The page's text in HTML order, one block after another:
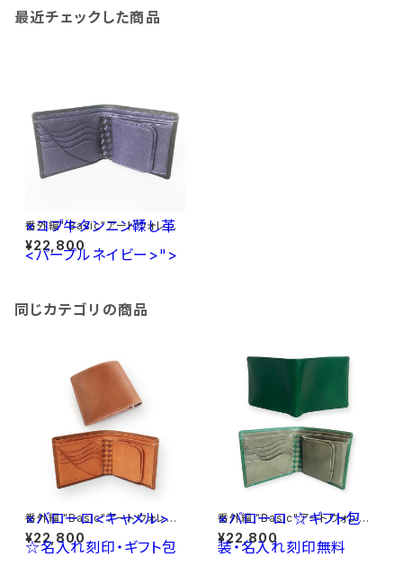
最近チェックした商品
×コブ牛タンニン鞣し革
<パープルネイビー>">
番外編" Basic"アートウォレット
イタリア産オイルヌメ<黒>×コブ
牛タンニン鞣し革<パープルネイ
¥22,800
同じカテゴリの商品
×バローロ<キャメル>
☆名入れ刻印・ギフト包
番外編 "Basic"アートウォレット
ブッテーロ<ベージュ>×バロー
ロ<キャメル> ☆名入れ刻印・ギ
フト包装無料☆
¥22,800
×バローロ☆ギフト包
装・名入れ刻印無料
番外編 "Basic"アートウォレット
ブッテーロ<GREEN>×バロー
ロ<Olive Green> ☆ギフト包
装・名入れ刻印無料☆
¥22,800